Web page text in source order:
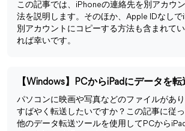
この記事では、iPhoneの連絡先を別アカウ
法を説明します。そのほか、Apple IDなし
別アカウントにコピーする方法も含まれて
れば幸いです。
【Windows】PCからiPadにデータを
パソコンに映画や写真などのファイルがあ
すばやく転送したいですか？この記事に従
他のデータ転送ツールを使用してPCから